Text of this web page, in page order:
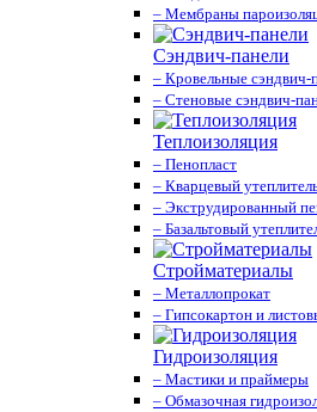
– Мембраны
Сэндвич-панели
– Кровельные сэндвич-
– Стеновые сэндвич-
Теплоизоляция
– Пенопласт
– Кварцевый
– Экструдированный
– Базальтовый
Стройматериалы
– Металлопрокат
– Гипсокартон и
Гидроизоляция
– Мастики и праймеры
– Обмазочная